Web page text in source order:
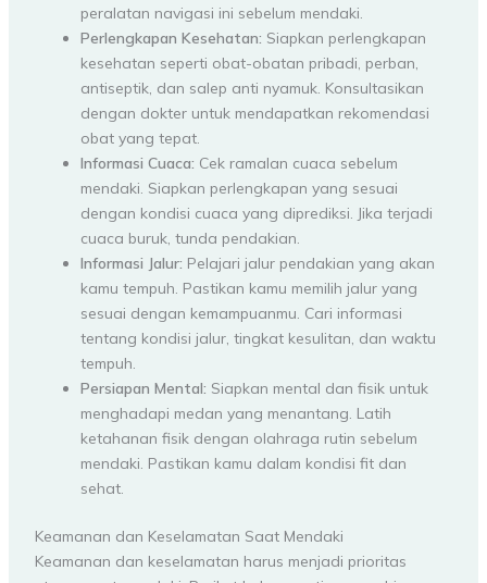
peralatan navigasi ini sebelum mendaki.
Perlengkapan Kesehatan: Siapkan perlengkapan
kesehatan seperti obat-obatan pribadi, perban,
antiseptik, dan salep anti nyamuk. Konsultasikan
dengan dokter untuk mendapatkan rekomendasi
obat yang tepat.
Informasi Cuaca: Cek ramalan cuaca sebelum
mendaki. Siapkan perlengkapan yang sesuai
dengan kondisi cuaca yang diprediksi. Jika terjadi
cuaca buruk, tunda pendakian.
Informasi Jalur: Pelajari jalur pendakian yang akan
kamu tempuh. Pastikan kamu memilih jalur yang
sesuai dengan kemampuanmu. Cari informasi
tentang kondisi jalur, tingkat kesulitan, dan waktu
tempuh.
Persiapan Mental: Siapkan mental dan fisik untuk
menghadapi medan yang menantang. Latih
ketahanan fisik dengan olahraga rutin sebelum
mendaki. Pastikan kamu dalam kondisi fit dan
sehat.
Keamanan dan Keselamatan Saat Mendaki
Keamanan dan keselamatan harus menjadi prioritas